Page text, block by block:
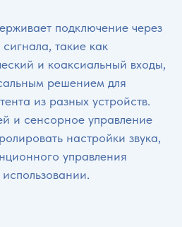
подключение через
такие как
и коаксиальный входы,
решением для
из разных устройств.
и сенсорное управление
настройки звука,
управления